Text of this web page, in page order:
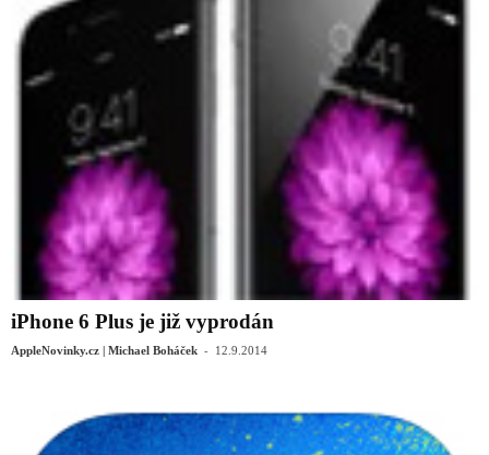
iPhone 6 Plus je již vyprodán
AppleNovinky.cz | Michael Boháček - 12.9.2014